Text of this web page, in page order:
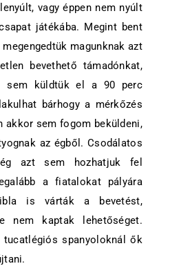
vagy éppen nem nyúlt
játékába. Megint bent
magunknak azt
bevethető támadónkat,
sem küldtük el a 90 perc
bárhogy a mérkőzés
akkor sem fogom beküldeni,
az égből. Csodálatos
azt sem hozhatjuk fel
a fiatalokat pályára
is várták a bevetést,
nem kaptak lehetőséget.
spanyoloknál ők